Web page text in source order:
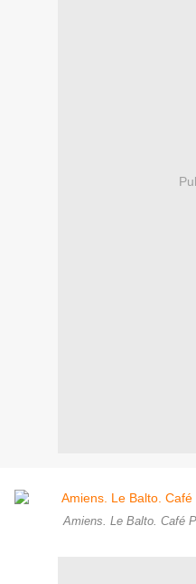
Amiens. Le Balto. Café